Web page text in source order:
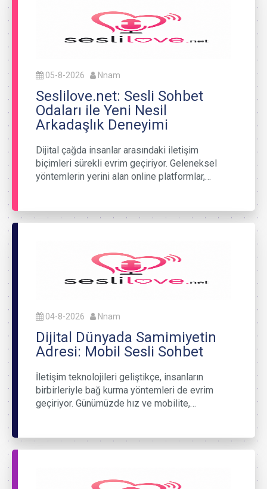
05-8-2026 Nnam
Seslilove.net: Sesli Sohbet
Odaları ile Yeni Nesil
Arkadaşlık Deneyimi
Dijital çağda insanlar arasındaki iletişim
biçimleri sürekli evrim geçiriyor. Geleneksel
yöntemlerin yerini alan online platformlar,…
04-8-2026 Nnam
Dijital Dünyada Samimiyetin
Adresi: Mobil Sesli Sohbet
İletişim teknolojileri geliştikçe, insanların
birbirleriyle bağ kurma yöntemleri de evrim
geçiriyor. Günümüzde hız ve mobilite,…